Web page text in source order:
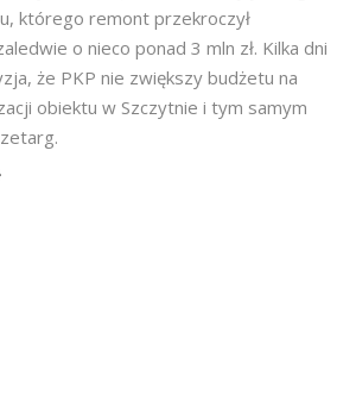
którego remont przekroczył
o nieco ponad 3 mln zł. Kilka dni
że PKP nie zwiększy budżetu na
obiektu w Szczytnie i tym samym